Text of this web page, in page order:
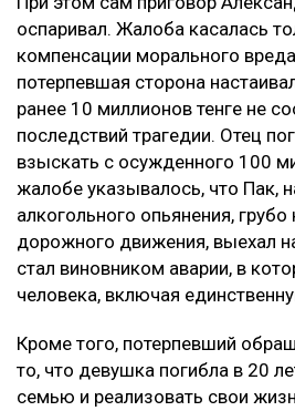
оспаривал. Жалоба касалась
компенсации морального
потерпевшая сторона
ранее 10 миллионов тенге не
последствий трагедии. Отец
взыскать с осужденного 100
жалобе указывалось, что Пак,
алкогольного опьянения,
дорожного движения, выехал
стал виновником аварии, в
человека, включая
Кроме того, потерпевший
то, что девушка погибла в 20
семью и реализовать свои